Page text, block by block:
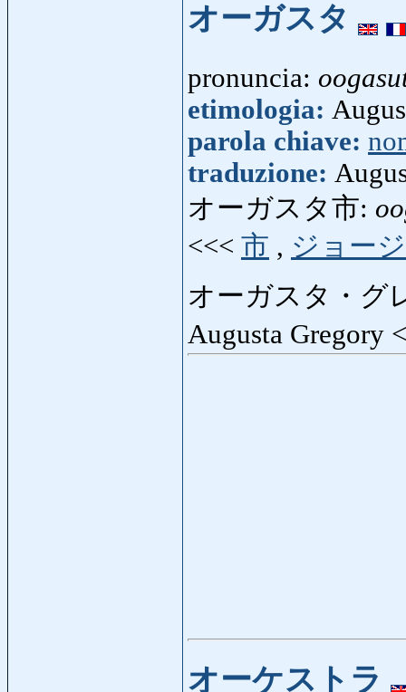
オーガスタ
pronuncia:
etimologia:
parola chiave:
traduzione:
オーガスタ市:
<<< 市 , ジョー
オーガスタ・グ
Augusta Gregory
オーケストラ